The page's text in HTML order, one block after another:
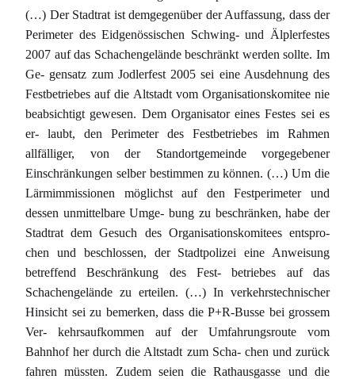
(…) Der Stadtrat ist demgegenüber der Auffassung, dass der
Perimeter des Eidgenössischen Schwing- und Älplerfestes
2007 auf das Schachengelände beschränkt werden sollte. Im
Ge- gensatz zum Jodlerfest 2005 sei eine Ausdehnung des
Festbetriebes auf die Altstadt vom Organisationskomitee nie
beabsichtigt gewesen. Dem Organisator eines Festes sei es
er- laubt, den Perimeter des Festbetriebes im Rahmen
allfälliger, von der Standortgemeinde vorgegebener
Einschränkungen selber bestimmen zu können. (…) Um die
Lärmimmissionen möglichst auf den Festperimeter und
dessen unmittelbare Umge- bung zu beschränken, habe der
Stadtrat dem Gesuch des Organisationskomitees entspro-
chen und beschlossen, der Stadtpolizei eine Anweisung
betreffend Beschränkung des Fest- betriebes auf das
Schachengelände zu erteilen. (…) In verkehrstechnischer
Hinsicht sei zu bemerken, dass die P+R-Busse bei grossem
Ver- kehrsaufkommen auf der Umfahrungsroute vom
Bahnhof her durch die Altstadt zum Scha- chen und zurück
fahren müssten. Zudem seien die Rathausgasse und die